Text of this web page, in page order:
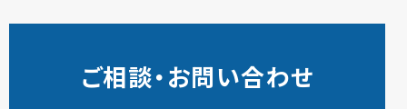
ご相談・お問い合わせ